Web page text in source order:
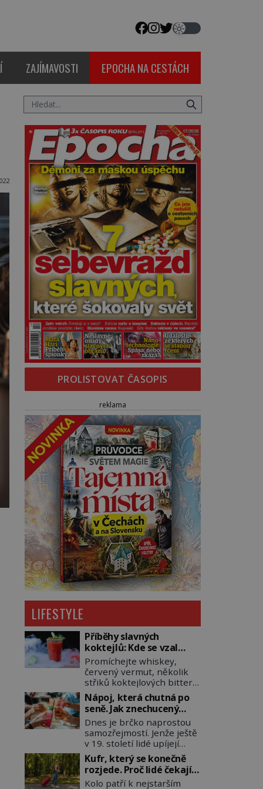
ZAJÍMAVOSTI EPOCHA NA CESTÁCH
PROLISTOVAT ČASOPIS
reklama
LIFESTYLE
Příběhy slavných
koktejlů: Kde se vzal
Manhattan a Bloody
Mary?
Promíchejte whiskey,
červený vermut, několik
střiků koktejlových bitters
a led, sceďte, ozdobte
koktejlovou třešinkou a
tadá… Manhattan je tu! A
pokud to má být skutečně
on, dejte si pozor, ať místo
klasické americké rye
whiskey či klidně
bourbonu nepoužijete
skotskou whisku. Co se
Nápoj, která chutná po
seně. Jak znechucený
Američan vymyslel brčko
Dnes je brčko naprostou
samozřejmostí. Jenže ještě
v 19. století lidé upíjejí
limonády i koktejly dutými
stébly žita nebo žitné
slámy. Fungují sice dobře,
mají ale jednu
Kufr, který se konečně
rozjede. Proč lidé čekají
na kolečka téměř pět
Kolo patří k nejstarším